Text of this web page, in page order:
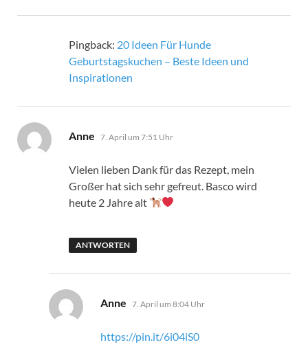
Pingback: 20 Ideen Für Hunde
Geburtstagskuchen – Beste Ideen und
Inspirationen
Anne sagt:
7. April um 7:51 Uhr
Vielen lieben Dank für das Rezept, mein
Großer hat sich sehr gefreut. Basco wird
heute 2 Jahre alt
ANTWORTEN
Anne sagt:
7. April um 8:04 Uhr
https://pin.it/6i04iS0